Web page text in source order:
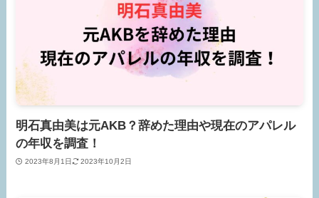
明石真由美は元AKB？辞めた理由や現在のアパレル
の年収を調査！
2023年8月1日 2023年10月2日